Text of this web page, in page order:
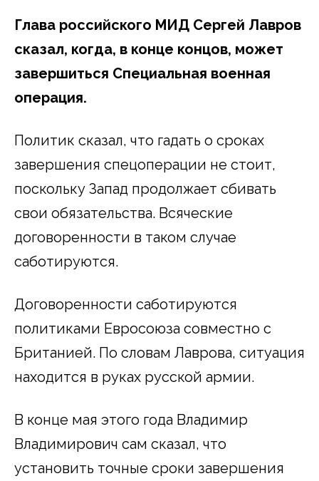
Глава российского МИД Сергей Лавров
сказал, когда, в конце концов, может
завершиться Специальная военная
операция.
Политик сказал, что гадать о сроках
завершения спецоперации не стоит,
поскольку Запад продолжает сбивать
свои обязательства. Всяческие
договоренности в таком случае
саботируются.
Договоренности саботируются
политиками Евросоюза совместно с
Британией. По словам Лаврова, ситуация
находится в руках русской армии.
В конце мая этого года Владимир
Владимирович сам сказал, что
установить точные сроки завершения